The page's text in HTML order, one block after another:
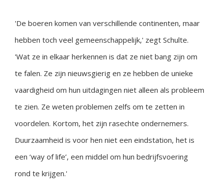
'De boeren komen van verschillende continenten, maar
hebben toch veel gemeenschappelijk,' zegt Schulte.
'Wat ze in elkaar herkennen is dat ze niet bang zijn om
te falen. Ze zijn nieuwsgierig en ze hebben de unieke
vaardigheid om hun uitdagingen niet alleen als probleem
te zien. Ze weten problemen zelfs om te zetten in
voordelen. Kortom, het zijn rasechte ondernemers.
Duurzaamheid is voor hen niet een eindstation, het is
een ‘way of life’, een middel om hun bedrijfsvoering
rond te krijgen.'